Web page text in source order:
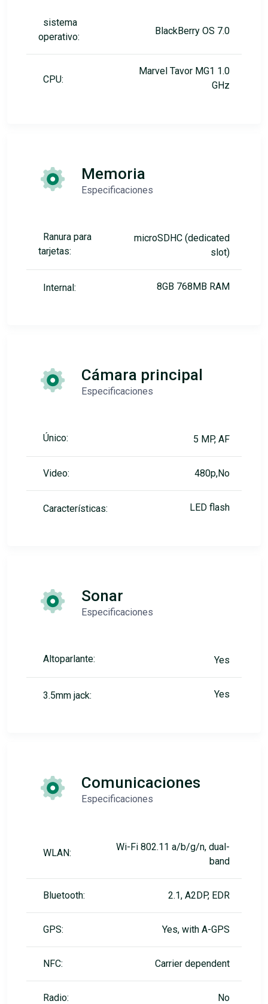
sistema
operativo:
BlackBerry OS 7.0
CPU:
Marvel Tavor MG1 1.0
GHz
Memoria
Especificaciones
Ranura para
tarjetas:
microSDHC (dedicated
slot)
Internal: 8GB 768MB RAM
Cámara principal
Especificaciones
Único: 5 MP, AF
Video: 480p,No
Características: LED flash
Sonar
Especificaciones
Altoparlante: Yes
3.5mm jack: Yes
Comunicaciones
Especificaciones
WLAN:
Wi-Fi 802.11 a/b/g/n, dual-
band
Bluetooth: 2.1, A2DP, EDR
GPS: Yes, with A-GPS
NFC: Carrier dependent
Radio: No